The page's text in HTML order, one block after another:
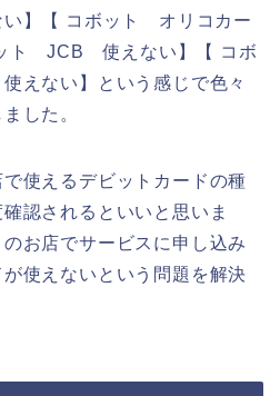
】【 コボット オリコカー
ト JCB 使えない】【 コボ
ない】という感じで色々
した。
使えるデビットカードの種
認されるといいと思いま
お店でサービスに申し込み
使えないという問題を解決